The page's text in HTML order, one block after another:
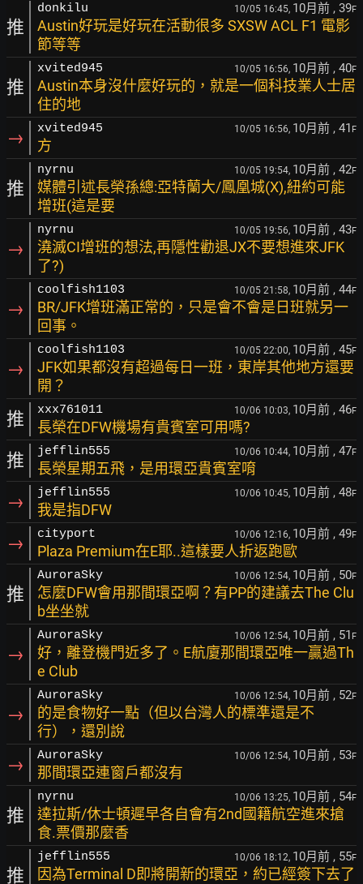
推
donkilu 10/05 16:45, 10月前 , 39F
Austin好玩是好玩在活動很多 SXSW ACL F1 電影
節等等
推
xvited945 10/05 16:56, 10月前 , 40F
Austin本身沒什麼好玩的，就是一個科技業人士居
住的地
→ xvited945 10/05 16:56, 10月前 , 41 F
方
推
nyrnu 10/05 19:54, 10月前 , 42F
媒體引述長榮孫總:亞特蘭大/鳳凰城(X),紐約可能
增班(這是要
→
nyrnu 10/05 19:56, 10月前 , 43F
澆滅CI增班的想法,再隱性勸退JX不要想進來JFK
了?)
→
coolfish1103 10/05 21:58, 10月前 , 44F
BR/JFK增班滿正常的，只是會不會是日班就另一
回事。
→
coolfish1103 10/05 22:00, 10月前 , 45F
JFK如果都沒有超過每日一班，東岸其他地方還要
開？
推 xxx761011 10/06 10:03, 10月前 , 46F
長榮在DFW機場有貴賓室可用嗎?
推 jefflin555 10/06 10:44, 10月前 , 47F
長榮星期五飛，是用環亞貴賓室唷
→ jefflin555 10/06 10:45, 10月前 , 48F
我是指DFW
→ cityport 10/06 12:16, 10月前 , 49F
Plaza Premium在E耶..這樣要人折返跑歐
推
AuroraSky 10/06 12:54, 10月前 , 50F
怎麼DFW會用那間環亞啊？有PP的建議去The Clu
b坐坐就
→
AuroraSky 10/06 12:54, 10月前 , 51 F
好，離登機門近多了。E航廈那間環亞唯一贏過Th
e Club
→
AuroraSky 10/06 12:54, 10月前 , 52F
的是食物好一點（但以台灣人的標準還是不
行），還別說
→ AuroraSky 10/06 12:54, 10月前 , 53F
那間環亞連窗戶都沒有
推
nyrnu 10/06 13:25, 10月前 , 54F
達拉斯/休士頓遲早各自會有2nd國籍航空進來搶
食.票價那麼香
推
jefflin555 10/06 18:12, 10月前 , 55F
因為Terminal D即將開新的環亞，約已經簽下去了